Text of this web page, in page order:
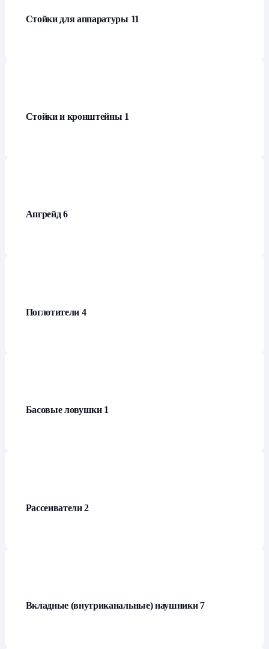
Стойки для аппаратуры 11
Стойки и кронштейны 1
Апгрейд6
Поглотители 4
Басовые ловушки 1
Рассеиватели2
Вкладные (внутриканальные) наушники 7